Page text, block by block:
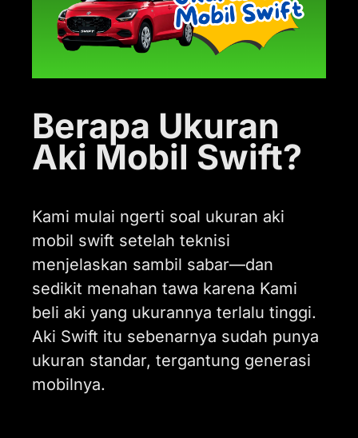
Berapa Ukuran
Aki Mobil Swift?
Kami mulai ngerti soal ukuran aki
mobil swift setelah teknisi
menjelaskan sambil sabar—dan
sedikit menahan tawa karena Kami
beli aki yang ukurannya terlalu tinggi.
Aki Swift itu sebenarnya sudah punya
ukuran standar, tergantung generasi
mobilnya.